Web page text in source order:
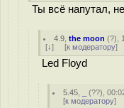
Ты всё напутал,
4.9 ,the moon (?),
[↓] [к модератору]
Led Floyd
5.45 (??),
[к модератору]